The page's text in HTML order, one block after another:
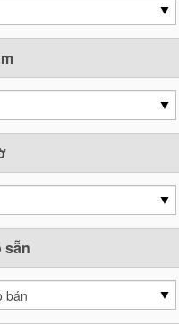
sẵn